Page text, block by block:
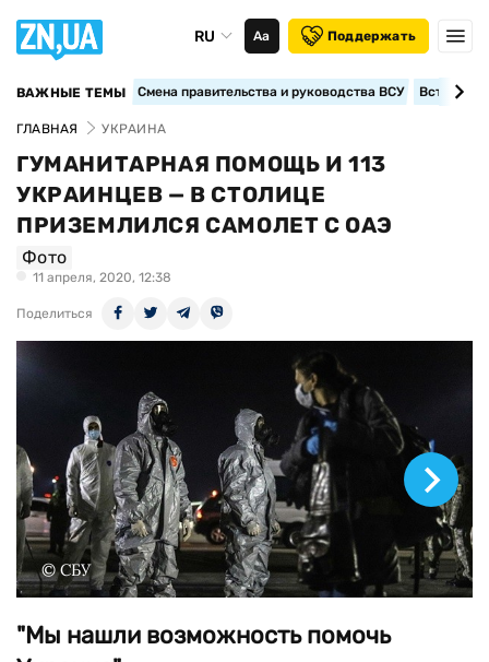
RU Аа Поддержать
ВАЖНЫЕ ТЕМЫ Смена правительства и руководства ВСУ
ГЛАВНАЯ УКРАИНА
ГУМАНИТАРНАЯ ПОМОЩЬ И 113
УКРАИНЦЕВ — В СТОЛИЦЕ
ПРИЗЕМЛИЛСЯ САМОЛЕТ С ОАЭ
Фото
11 апреля, 2020, 12:38
Поделиться
© СБУ
"Мы нашли возможность помочь